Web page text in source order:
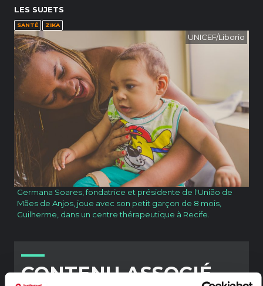
LES SUJETS
SANTÉ ZIKA
UNICEF/Liborio
Germana Soares, fondatrice et présidente de l'União de
Mães de Anjos, joue avec son petit garçon de 8 mois,
Guilherme, dans un centre thérapeutique à Recife.
CONTENU ASSOCIÉ